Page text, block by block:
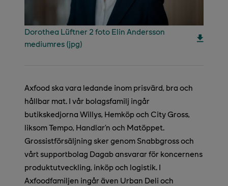
Dorothea Lüftner 2 foto Elin Andersson
mediumres (jpg)
Axfood ska vara ledande inom prisvärd, bra och
hållbar mat. I vår bolagsfamilj ingår
butikskedjorna Willys, Hemköp och City Gross,
liksom Tempo, Handlar’n och Matöppet.
Grossistförsäljning sker genom Snabbgross och
vårt supportbolag Dagab ansvarar för koncernens
produktutveckling, inköp och logistik. I
Axfoodfamiljen ingår även Urban Deli och